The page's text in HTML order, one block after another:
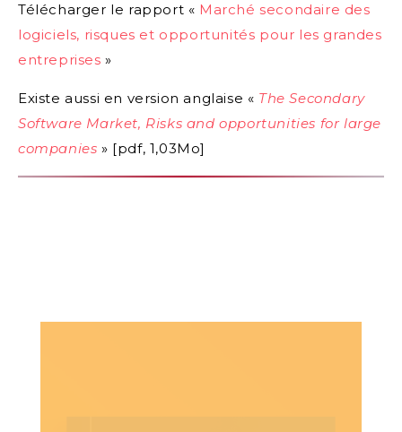
Télécharger le rapport « Marché secondaire des
logiciels, risques et opportunités pour les grandes
entreprises »
Existe aussi en version anglaise « The Secondary
Software Market, Risks and opportunities for large
companies » [pdf, 1,03Mo]